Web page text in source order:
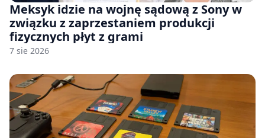
Meksyk idzie na wojnę sądową z Sony w
związku z zaprzestaniem produkcji
fizycznych płyt z grami
7 sie 2026